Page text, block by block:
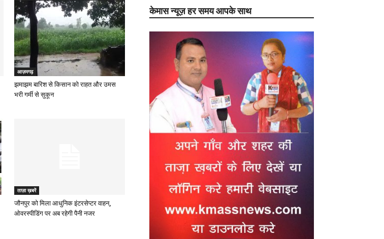
आज़मगढ़
झमाझम बारिश से किसान को राहत और उमस
भरी गर्मी से सुकून
ताज़ा ख़बरें
जौनपुर को मिला आधुनिक इंटरसेप्टर वाहन,
ओवरस्पीडिंग पर अब रहेगी पैनी नजर
केमास न्यूज़ हर समय आपके साथ